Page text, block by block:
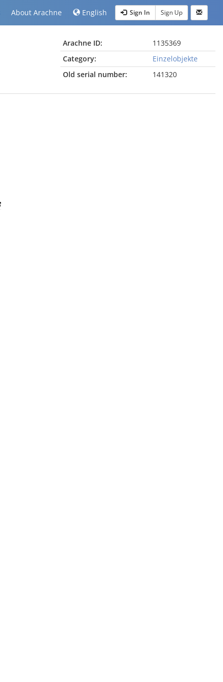
About Arachne English Sign In Sign Up
Arachne ID:
1135369
Category:
Einzelobjekte
Old serial number:
141320